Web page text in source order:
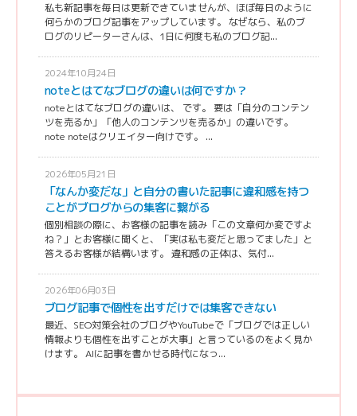
私も新記事を毎日は更新できていませんが、ほぼ毎日のように
何らかのブログ記事をアップしています。 なぜなら、私のブ
ログのリピーターさんは、1日に何度も私のブログ記...
2024年10月24日
noteとはてなブログの違いは何ですか？
noteとはてなブログの違いは、 です。 要は「自分のコンテン
ツを売るか」「他人のコンテンツを売るか」の違いです。
note noteはクリエイター向けです。 ...
2026年05月21日
「なんか変だな」と自分の書いた記事に違和感を持つ
ことがブログからの集客に繋がる
個別相談の際に、お客様の記事を読み「この文章何か変ですよ
ね？」とお客様に聞くと、「実は私も変だと思ってました」と
答えるお客様が結構います。 違和感の正体は、気付...
2026年06月03日
ブログ記事で個性を出すだけでは集客できない
最近、SEO対策会社のブログやYouTubeで「ブログでは正しい
情報よりも個性を出すことが大事」と言っているのをよく見か
けます。 AIに記事を書かせる時代になっ...